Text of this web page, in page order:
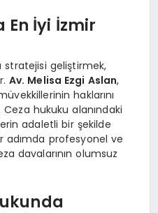
En İyi İzmir
stratejisi geliştirmek,
Av. Melisa Ezgi Aslan,
haklarını
hukuku alanındaki
adaletli bir şekilde
adımda profesyonel ve
davalarının olumsuz